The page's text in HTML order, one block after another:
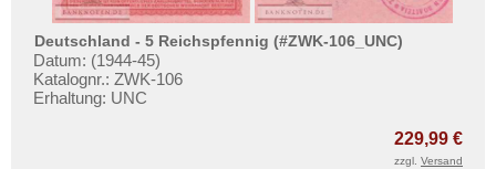
Deutsches Städtenotgeld
Testbanknoten
Banknotenbriefe
Kataloge
Aufbewahrung
Deutschland - 5 Reichspfennig (#ZWK-106_UNC)
Datum: (1944-45)
Katalognr.: ZWK-106
Erhaltung: UNC
229,99 €
zzgl. Versand